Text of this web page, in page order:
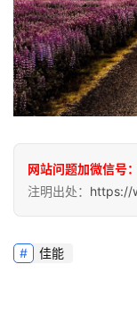
网站问题加微信号
注明出处： https://
佳能